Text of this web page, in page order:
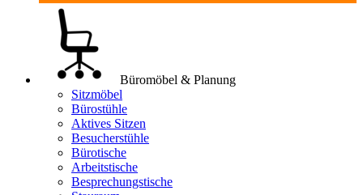
Büromöbel & Planung
Sitzmöbel
Bürostühle
Aktives Sitzen
Besucherstühle
Bürotische
Arbeitstische
Besprechungstische